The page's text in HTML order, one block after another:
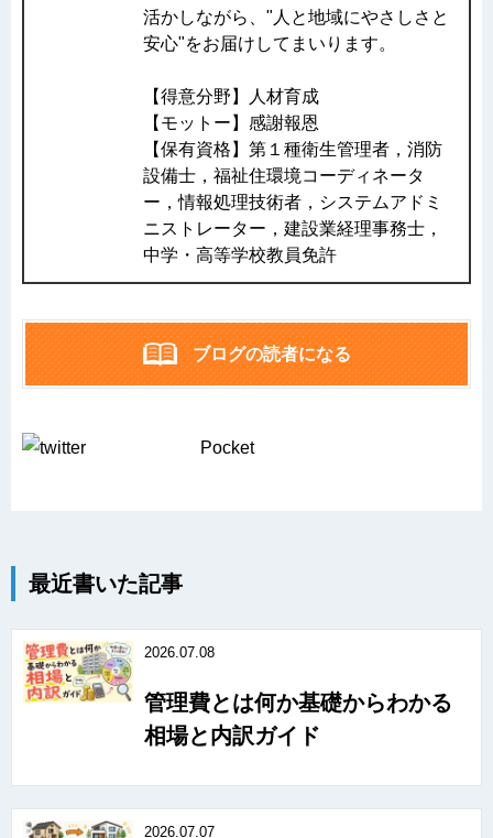
活かしながら、"人と地域にやさしさと
安心"をお届けしてまいります。
【得意分野】人材育成
【モットー】感謝報恩
【保有資格】第１種衛生管理者，消防
設備士，福祉住環境コーディネータ
ー，情報処理技術者，システムアドミ
ニストレーター，建設業経理事務士，
中学・高等学校教員免許
ブログの読者になる
Pocket
最近書いた記事
2026.07.08
管理費とは何か基礎からわかる
相場と内訳ガイド
2026.07.07